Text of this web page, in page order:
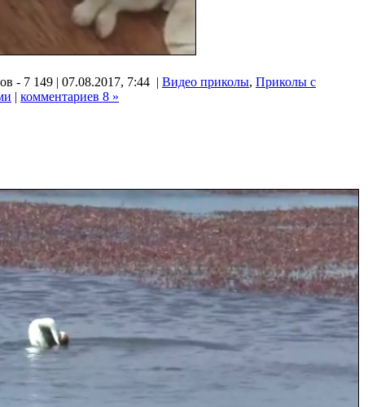
- 7 149 | 07.08.2017, 7:44 | Видео приколы, Приколы с
| комментариев 8 »